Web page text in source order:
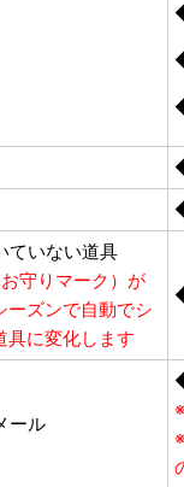
ていない道具
守りマーク）が
ーズンで自動でシ
具に変化します
ール